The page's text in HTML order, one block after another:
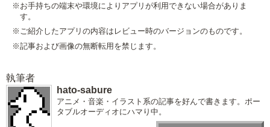
※お手持ちの端末や環境によりアプリが利用できない場合がありま
す。
※ご紹介したアプリの内容はレビュー時のバージョンのものです。
※記事および画像の無断転用を禁じます。
執筆者
hato-sabure
アニメ・音楽・イラスト系の記事を好んで書きます。ポー
タブルオーディオにハマり中。